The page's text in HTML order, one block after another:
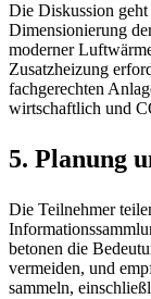
Die Diskussion
Dimensionierung
moderner
Zusatzheizung
fachgerechten
wirtschaftlich und
5. Planung
Die Teilnehmer
betonen die
vermeiden, und
sammeln,